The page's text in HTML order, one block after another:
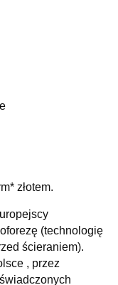
złotem.
(technologię
ścieraniem).
, przez